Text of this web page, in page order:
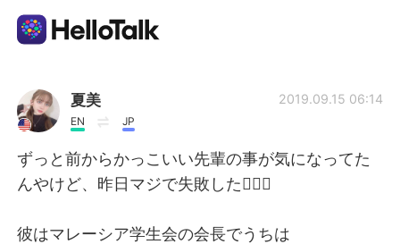
Aplikasi Pertukaran Bahasa
AI Grammar Checker
Indonesia
夏美
EN JP
2019.09.15 06:14
ずっと前からかっこいい先輩の事が気になってた
んやけど、昨日マジで失敗した🤦🏻‍♀️
彼はマレーシア学生会の会長でうちは